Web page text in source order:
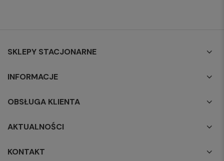
SKLEPY STACJONARNE
INFORMACJE
OBSŁUGA KLIENTA
AKTUALNOŚCI
KONTAKT